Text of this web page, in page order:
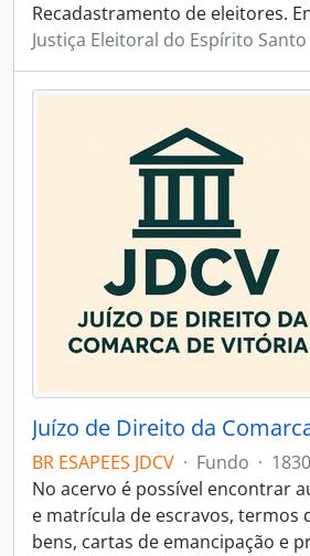
Recadastramento de eleitores.
Justiça Eleitoral do Espírito Santo
BR ESAPEES JDCV · Fundo ·
No acervo é possível encontrar
e matrícula de escravos, termos
bens, cartas de emancipação e